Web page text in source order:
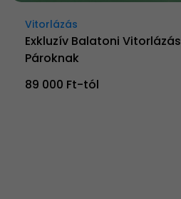
Vitorlázás
Exkluzív Balatoni Vitorlázás
Pároknak
89 000 Ft-tól